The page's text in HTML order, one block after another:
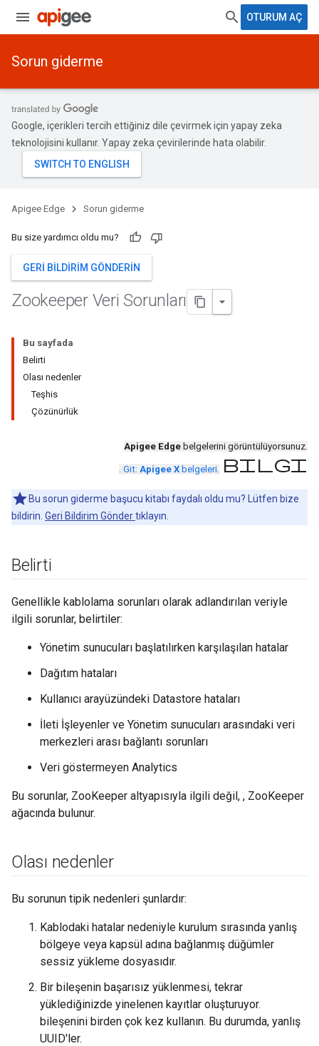
OTURUM AÇ
Sorun giderme
Google, içerikleri tercih ettiğiniz dile çevirmek için yapay zeka
teknolojisini kullanır. Yapay zeka çevirilerinde hata olabilir.
Apigee Edge Sorun giderme
Bu size yardımcı oldu mu?
GERI BILDIRIM GÖNDERIN
Zookeeper Veri Sorunları
Bu sayfada
Belirti
Olası nedenler
Teşhis
Çözünürlük
Apigee Edge belgelerini görüntülüyorsunuz.
. Git: Apigee X belgeleri. bilgi
Bu sorun giderme başucu kitabı faydalı oldu mu? Lütfen bize
bildirin. Geri Bildirim Göndertıklayın.
Belirti
Genellikle kablolama sorunları olarak adlandırılan veriyle
ilgili sorunlar, belirtiler:
Yönetim sunucuları başlatılırken karşılaşılan hatalar
Dağıtım hataları
Kullanıcı arayüzündeki Datastore hataları
İleti İşleyenler ve Yönetim sunucuları arasındaki veri
merkezleri arası bağlantı sorunları
Veri göstermeyen Analytics
Bu sorunlar, ZooKeeper altyapısıyla ilgili değil, , ZooKeeper
ağacında bulunur.
Olası nedenler
Bu sorunun tipik nedenleri şunlardır:
Kablodaki hatalar nedeniyle kurulum sırasında yanlış
bölgeye veya kapsül adına bağlanmış düğümler
sessiz yükleme dosyasıdır.
Bir bileşenin başarısız yüklenmesi, tekrar
yüklediğinizde yinelenen kayıtlar oluşturuyor.
bileşenini birden çok kez kullanın. Bu durumda, yanlış
UUID'ler.